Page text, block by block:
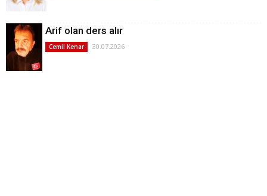
Arif olan ders alır
Cemil Kenar 30.07.2026